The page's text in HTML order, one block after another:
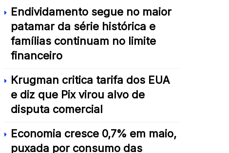
Endividamento segue no maior
patamar da série histórica e
famílias continuam no limite
financeiro
Krugman critica tarifa dos EUA
e diz que Pix virou alvo de
disputa comercial
Economia cresce 0,7% em maio,
puxada por consumo das